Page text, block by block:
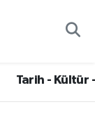
Tarih - Kültür